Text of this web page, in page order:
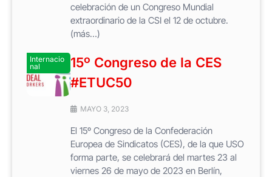
celebración de un Congreso Mundial
extraordinario de la CSI el 12 de octubre.
(más…)
Internacio
nal
15º Congreso de la CES
#ETUC50
MAYO 3, 2023
El 15º Congreso de la Confederación
Europea de Sindicatos (CES), de la que USO
forma parte, se celebrará del martes 23 al
viernes 26 de mayo de 2023 en Berlín,